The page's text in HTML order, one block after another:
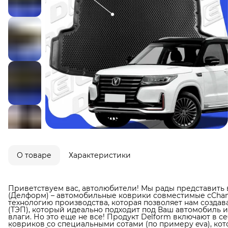
О товаре Характеристики
Приветствуем вас, автолюбители! Мы рады
(Делформ) – автомобильные коврики совместимые
технологию производства, которая позволяет нам
(ТЭП), который идеально подходит под Ваш автомобиль
влаги. Но это еще не все! Продукт Delform включают в
ковриков со специальными сотами (по примеру eva),